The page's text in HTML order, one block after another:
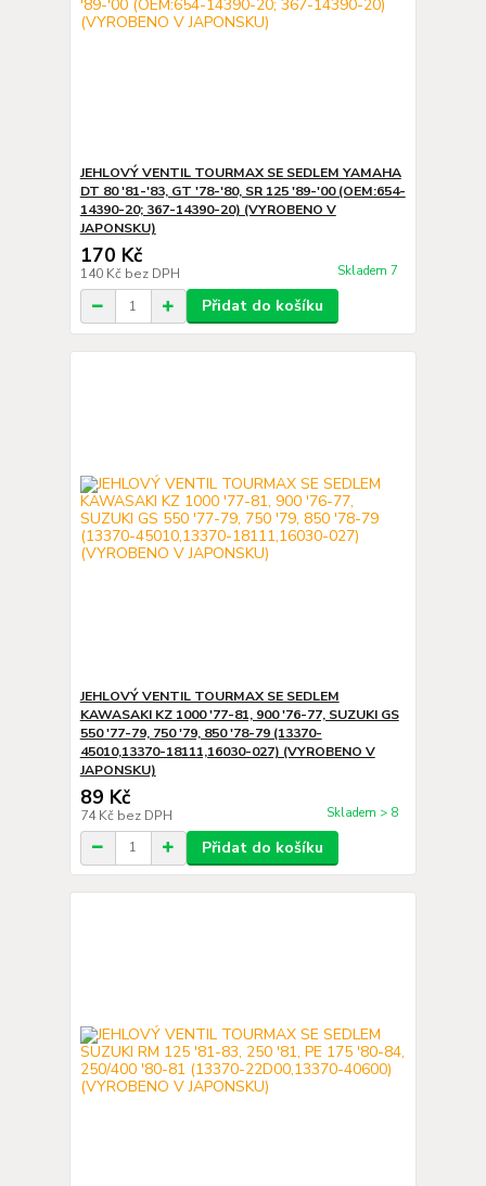
JEHLOVÝ VENTIL TOURMAX SE SEDLEM YAMAHA
DT 80 '81-'83, GT '78-'80, SR 125 '89-'00 (OEM:654-
14390-20; 367-14390-20) (VYROBENO V
JAPONSKU)
170 Kč
140 Kč bez DPH Skladem 7
Přidat do košíku
JEHLOVÝ VENTIL TOURMAX SE SEDLEM
KAWASAKI KZ 1000 '77-81, 900 '76-77, SUZUKI GS
550 '77-79, 750 '79, 850 '78-79 (13370-
45010,13370-18111,16030-027) (VYROBENO V
JAPONSKU)
89 Kč
74 Kč bez DPH Skladem > 8
Přidat do košíku